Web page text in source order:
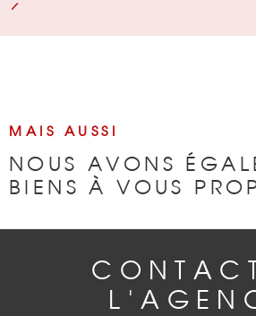
MAIS AUSSI
NOUS AVONS
BIENS À VOUS